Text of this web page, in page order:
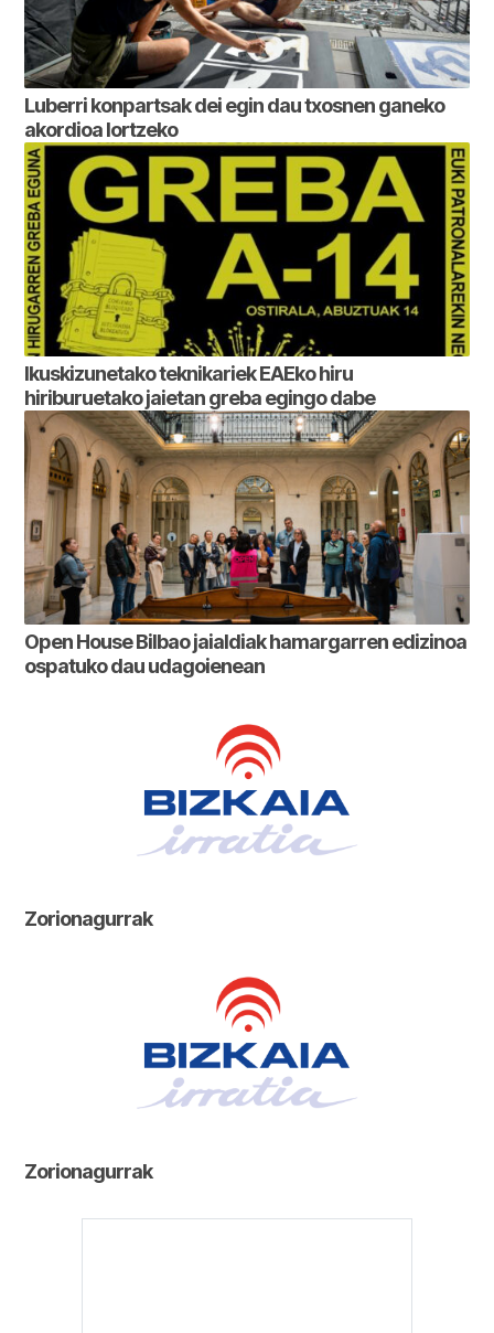
Luberri konpartsak dei egin dau txosnen ganeko
akordioa lortzeko
Ikuskizunetako teknikariek EAEko hiru
hiriburuetako jaietan greba egingo dabe
Open House Bilbao jaialdiak hamargarren edizinoa
ospatuko dau udagoienean
Zorionagurrak
Zorionagurrak